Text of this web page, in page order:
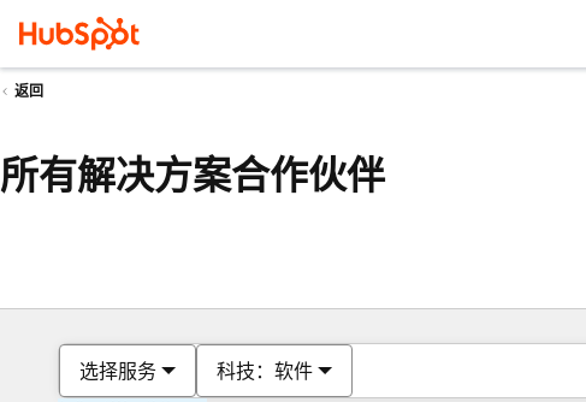
返回
所有解决方案合作伙伴
选择服务 科技：软件